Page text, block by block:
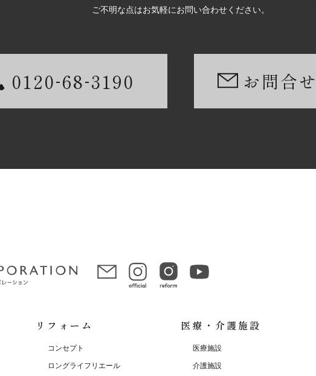
ご不明な点はお気軽にお問い合わせください。
0120-68-3190 お問合
リフォーム
コンセプト
ロングライフリエール
医療・介護施設
医療施設
介護施設